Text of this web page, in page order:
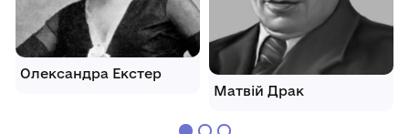
Олександра Екстер
Матвій Драк